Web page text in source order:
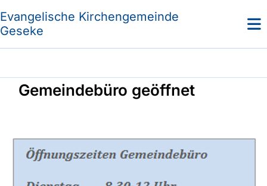
Evangelische Kirchengemeinde
Geseke
Gemeindebüro geöffnet